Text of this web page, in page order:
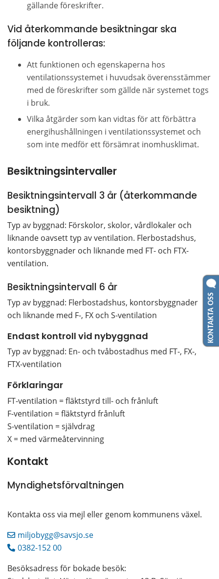
gällande föreskrifter.
Vid återkommande besiktningar ska
följande kontrolleras:
Att funktionen och egenskaperna hos
ventilationssystemet i huvudsak överensstämmer
med de föreskrifter som gällde när systemet togs
i bruk.
Vilka åtgärder som kan vidtas för att förbättra
energihushållningen i ventilationssystemet och
som inte medför ett försämrat inomhusklimat.
Besiktningsintervaller
Besiktningsintervall 3 år (återkommande
besiktning)
Typ av byggnad: Förskolor, skolor, vårdlokaler och
liknande oavsett typ av ventilation. Flerbostadshus,
kontorsbyggnader och liknande med FT- och FTX-
ventilation.
Besiktningsintervall 6 år
Typ av byggnad: Flerbostadshus, kontorsbyggnader
och liknande med F-, FX och S-ventilation
Endast kontroll vid nybyggnad
Typ av byggnad: En- och tvåbostadhus med FT-, FX-,
FTX-ventilation
Förklaringar
FT-ventilation = fläktstyrd till- och frånluft
F-ventilation = fläktstyrd frånluft
S-ventilation = självdrag
X = med värmeåtervinning
Kontakt
Myndighetsförvaltningen
Kontakta oss via mejl eller genom kommunens växel.
miljobygg@savsjo.se
0382-152 00
Besöksadress för bokade besök:
KONTAKTA OSS